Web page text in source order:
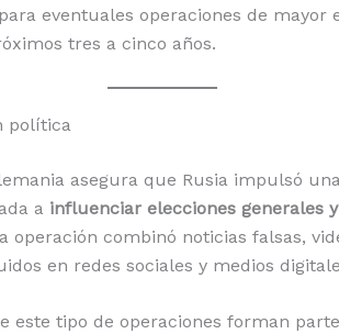
eventuales operaciones de mayor
tres a cinco años.
política
asegura que Rusia impulsó una
a influenciar elecciones generales
operación combinó noticias falsas,
en redes sociales y medios
este tipo de operaciones forman